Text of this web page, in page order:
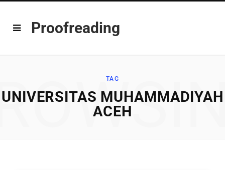
Proofreading
TAG
UNIVERSITAS MUHAMMADIYAH
ACEH